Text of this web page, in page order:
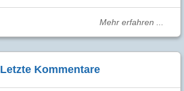
Mehr erfahren ...
Letzte Kommentare